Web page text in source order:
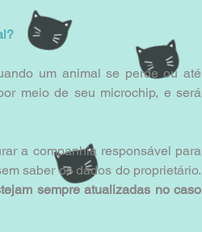
um animal se perde ou até
meio de seu microchip, e será
a companhia responsável para
sempre atualizadas no caso